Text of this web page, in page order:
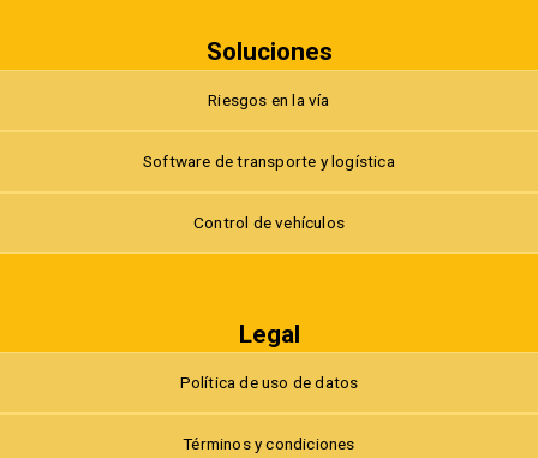
Soluciones
Riesgos en la vía
Software de transporte y logística
Control de vehículos
Legal
Política de uso de datos
Términos y condiciones